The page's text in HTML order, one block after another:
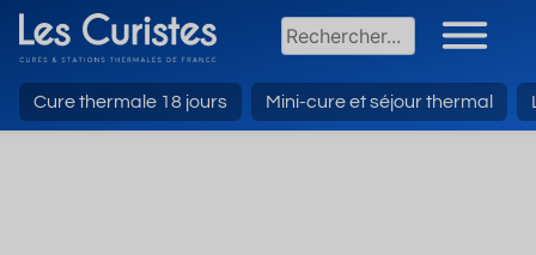
Cure thermale 18 jours Mini-cure et séjour thermal